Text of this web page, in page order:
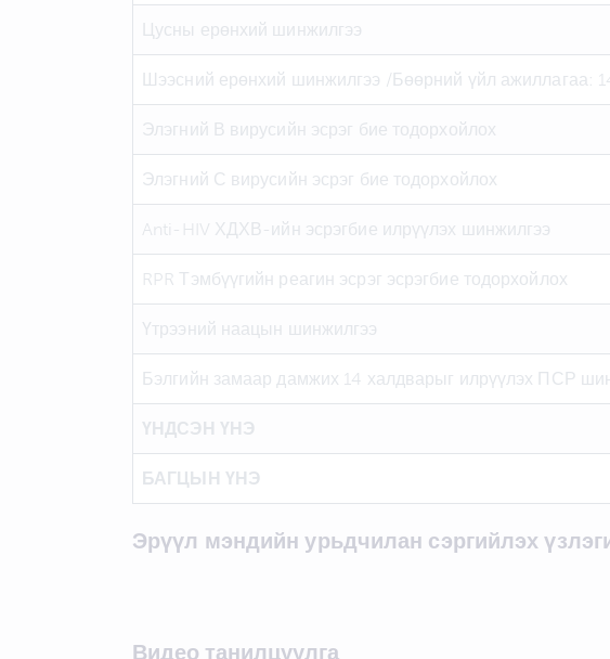
Цусны ерөнхий шинжилгээ
Шээсний ерөнхий шинжилгээ /Бөөрний үйл ажиллагаа:
Элэгний В вирусийн эсрэг бие тодорхойлох
Элэгний С вирусийн эсрэг бие тодорхойлох
Anti-HIV ХДХВ-ийн эсрэгбие илрүүлэх шинжилгээ
RPR Тэмбүүгийн реагин эсрэг эсрэгбие тодорхойлох
Үтрээний наацын шинжилгээ
Бэлгийн замаар дамжих 14 халдварыг илрүүлэх ПСР
ҮНДСЭН ҮНЭ
БАГЦЫН ҮНЭ
Эрүүл мэндийн урьдчилан сэргийлэх
Видео танилцуулга